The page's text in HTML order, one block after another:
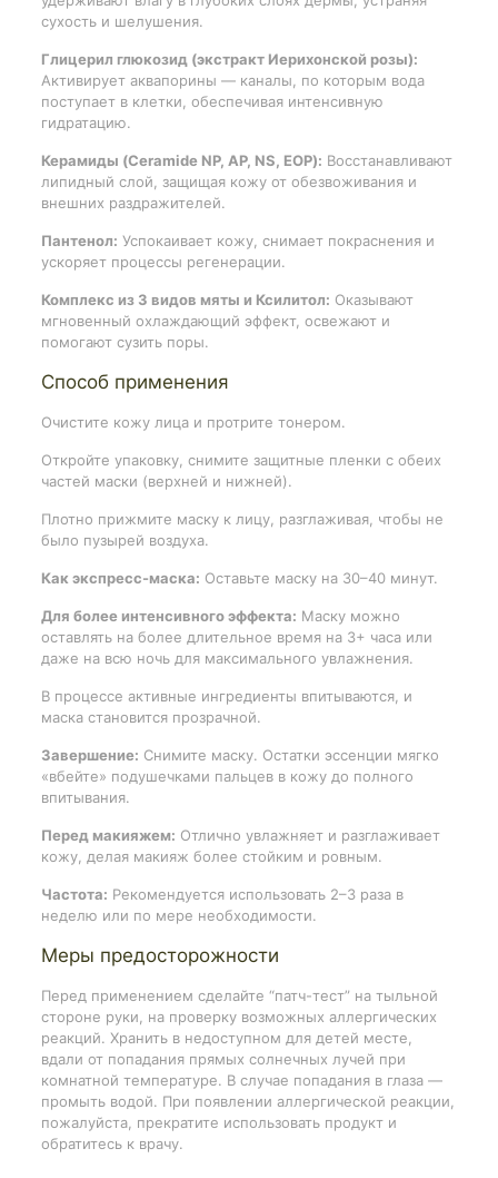
сухость и шелушения.
Глицерил глюкозид (экстракт Иерихонской розы):
Активирует аквапорины — каналы, по которым вода
поступает в клетки, обеспечивая интенсивную
гидратацию.
Керамиды (Ceramide NP, AP, NS, EOP): Восстанавливают
липидный слой, защищая кожу от обезвоживания и
внешних раздражителей.
Пантенол: Успокаивает кожу, снимает покраснения и
ускоряет процессы регенерации.
Комплекс из 3 видов мяты и Ксилитол: Оказывают
мгновенный охлаждающий эффект, освежают и
помогают сузить поры.
Способ применения
Очистите кожу лица и протрите тонером.
Откройте упаковку, снимите защитные пленки с обеих
частей маски (верхней и нижней).
Плотно прижмите маску к лицу, разглаживая, чтобы не
было пузырей воздуха.
Как экспресс-маска: Оставьте маску на 30–40 минут.
Для более интенсивного эффекта: Маску можно
оставлять на более длительное время на 3+ часа или
даже на всю ночь для максимального увлажнения.
В процессе активные ингредиенты впитываются, и
маска становится прозрачной.
Завершение: Снимите маску. Остатки эссенции мягко
«вбейте» подушечками пальцев в кожу до полного
впитывания.
Перед макияжем: Отлично увлажняет и разглаживает
кожу, делая макияж более стойким и ровным.
Частота: Рекомендуется использовать 2–3 раза в
неделю или по мере необходимости.
Меры предосторожности
Перед применением сделайте “патч-тест” на тыльной
стороне руки, на проверку возможных аллергических
реакций. Хранить в недоступном для детей месте,
вдали от попадания прямых солнечных лучей при
комнатной температуре. В случае попадания в глаза —
промыть водой. При появлении аллергической реакции,
пожалуйста, прекратите использовать продукт и
обратитесь к врачу.